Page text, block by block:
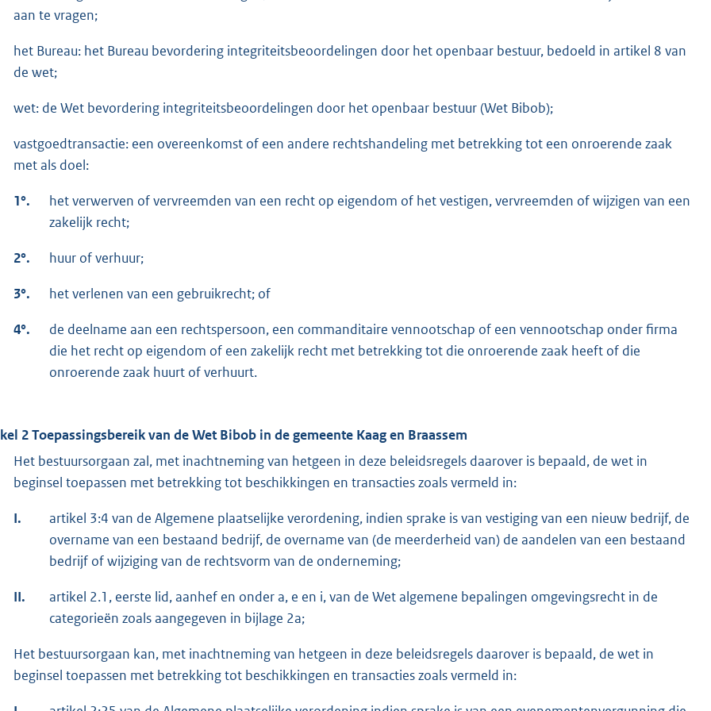
aan te vragen;
het Bureau: het Bureau bevordering integriteitsbeoordelingen door het openbaar bestuur, bedoeld in artikel 8 van
de wet;
wet: de Wet bevordering integriteitsbeoordelingen door het openbaar bestuur (Wet Bibob);
vastgoedtransactie: een overeenkomst of een andere rechtshandeling met betrekking tot een onroerende zaak
met als doel:
1°.
het verwerven of vervreemden van een recht op eigendom of het vestigen, vervreemden of wijzigen van een
zakelijk recht;
2°. huur of verhuur;
3°. het verlenen van een gebruikrecht; of
4°.
de deelname aan een rechtspersoon, een commanditaire vennootschap of een vennootschap onder firma
die het recht op eigendom of een zakelijk recht met betrekking tot die onroerende zaak heeft of die
onroerende zaak huurt of verhuurt.
2 Toepassingsbereik van de Wet Bibob in de gemeente Kaag en Braassem
Het bestuursorgaan zal, met inachtneming van hetgeen in deze beleidsregels daarover is bepaald, de wet in
beginsel toepassen met betrekking tot beschikkingen en transacties zoals vermeld in:
I.
artikel 3:4 van de Algemene plaatselijke verordening, indien sprake is van vestiging van een nieuw bedrijf, de
overname van een bestaand bedrijf, de overname van (de meerderheid van) de aandelen van een bestaand
bedrijf of wijziging van de rechtsvorm van de onderneming;
II.
artikel 2.1, eerste lid, aanhef en onder a, e en i, van de Wet algemene bepalingen omgevingsrecht in de
categorieën zoals aangegeven in bijlage 2a;
Het bestuursorgaan kan, met inachtneming van hetgeen in deze beleidsregels daarover is bepaald, de wet in
beginsel toepassen met betrekking tot beschikkingen en transacties zoals vermeld in: